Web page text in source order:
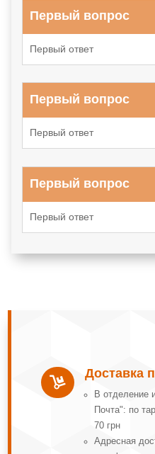
Первый вопрос
Первый ответ
Первый вопрос
Первый ответ
Первый вопрос
Первый ответ

Доставка
В отделение
Почта": по
70 грн
Адресная